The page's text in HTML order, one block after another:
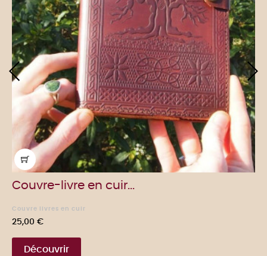
Couvre-livre en cuir...
Couvre livres en cuir
Prix
25,00 €
Découvrir
›